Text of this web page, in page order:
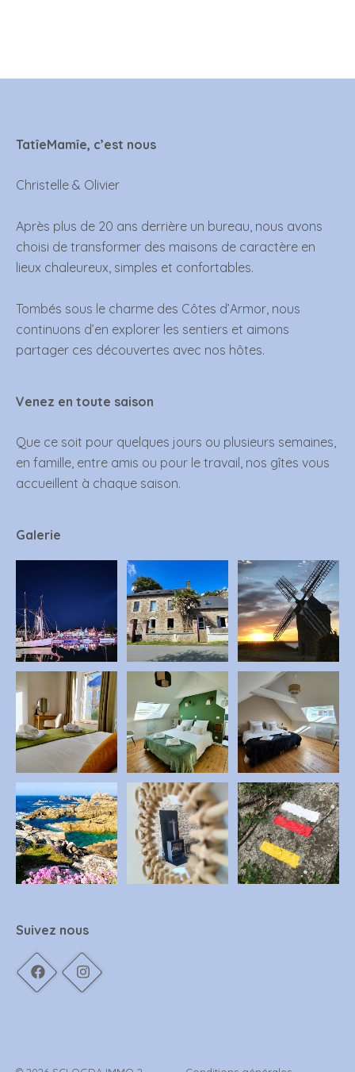
TatîeMamîe, c’est nous
Christelle & Olivier
Après plus de 20 ans derrière un bureau, nous avons
choisi de transformer des maisons de caractère en
lieux chaleureux, simples et confortables.
Tombés sous le charme des Côtes d’Armor, nous
continuons d’en explorer les sentiers et aimons
partager ces découvertes avec nos hôtes.
Venez en toute saison
Que ce soit pour quelques jours ou plusieurs semaines,
en famille, entre amis ou pour le travail, nos gîtes vous
accueillent à chaque saison.
Galerie
Suivez nous